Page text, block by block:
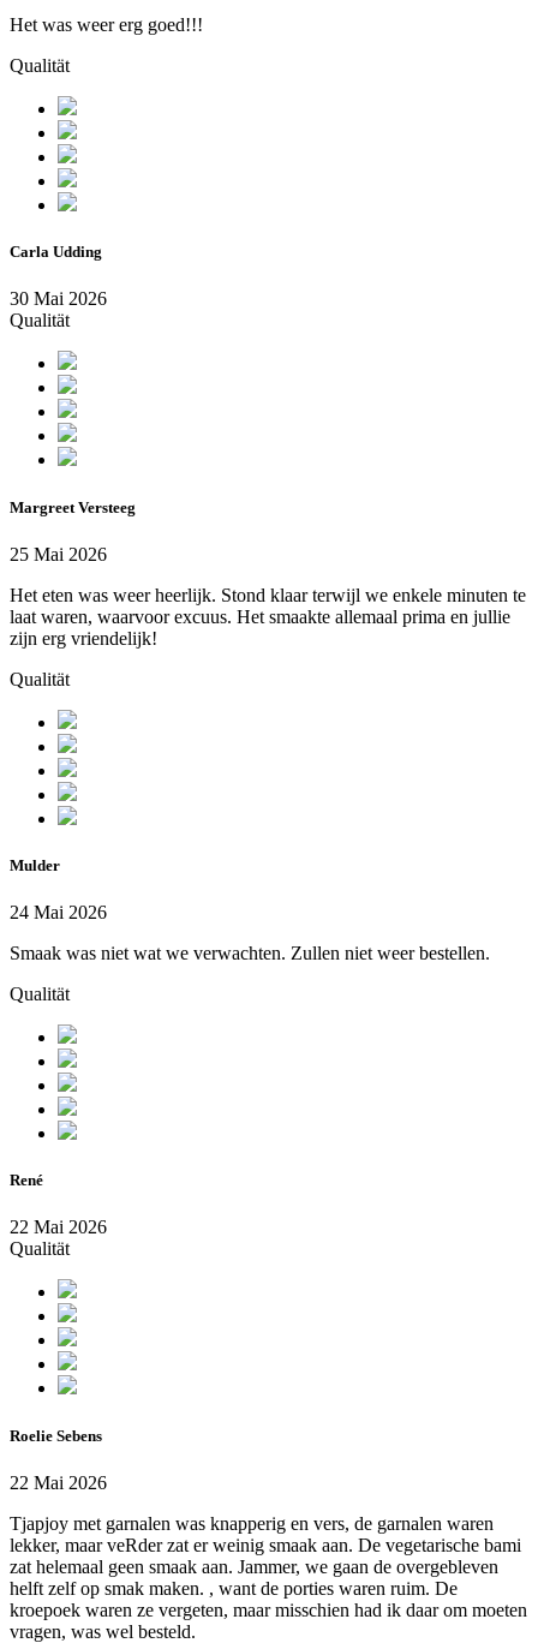
Het was weer erg goed!!!
Qualität
Carla Udding
30 Mai 2026
Qualität
Margreet Versteeg
25 Mai 2026
Het eten was weer heerlijk. Stond klaar terwijl we enkele minuten te
laat waren, waarvoor excuus. Het smaakte allemaal prima en jullie
zijn erg vriendelijk!
Qualität
Mulder
24 Mai 2026
Smaak was niet wat we verwachten. Zullen niet weer bestellen.
Qualität
René
22 Mai 2026
Qualität
Roelie Sebens
22 Mai 2026
Tjapjoy met garnalen was knapperig en vers, de garnalen waren
lekker, maar veRder zat er weinig smaak aan. De vegetarische bami
zat helemaal geen smaak aan. Jammer, we gaan de overgebleven
helft zelf op smak maken. , want de porties waren ruim. De
kroepoek waren ze vergeten, maar misschien had ik daar om moeten
vragen, was wel besteld.